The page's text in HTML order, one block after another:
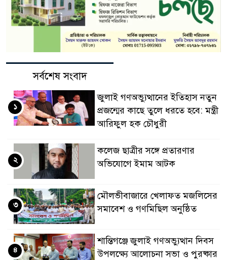
সর্বশেষ সংবাদ
জুলাই গণঅভ্যুত্থানের ইতিহাস নতুন
প্রজন্মের কাছে তুলে ধরতে হবে: মন্ত্রী
আরিফুল হক চৌধুরী
১
কলেজ ছাত্রীর সঙ্গে প্রতারণার
অভিযোগে ইমাম আটক
২
মৌলভীবাজারে খেলাফত মজলিসের
সমাবেশ ও গণমিছিল অনুষ্ঠিত
৩
শান্তিগঞ্জে জুলাই গণঅভ্যুত্থান দিবস
উপলক্ষ্যে আলোচনা সভা ও পুরষ্কার
৪